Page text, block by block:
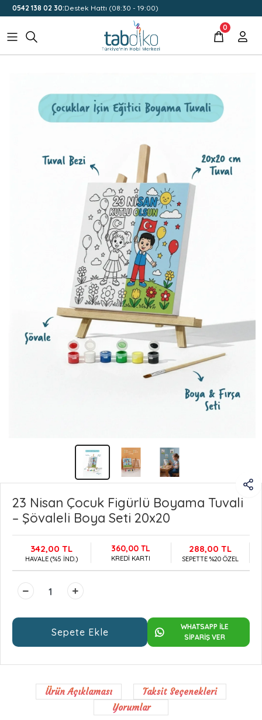
0542 138 02 30:Destek Hattı (08:30 - 19:00)
0
23 Nisan Çocuk Figürlü Boyama Tuvali
– Şövaleli Boya Seti 20x20
342,00 TL
HAVALE (%5 İND.)
360,00 TL
KREDİ KARTI
288,00 TL
SEPETTE %20 ÖZEL
Sepete Ekle
WHATSAPP İLE
SİPARİŞ VER
Ürün Açıklaması
Taksit Seçenekleri
Yorumlar